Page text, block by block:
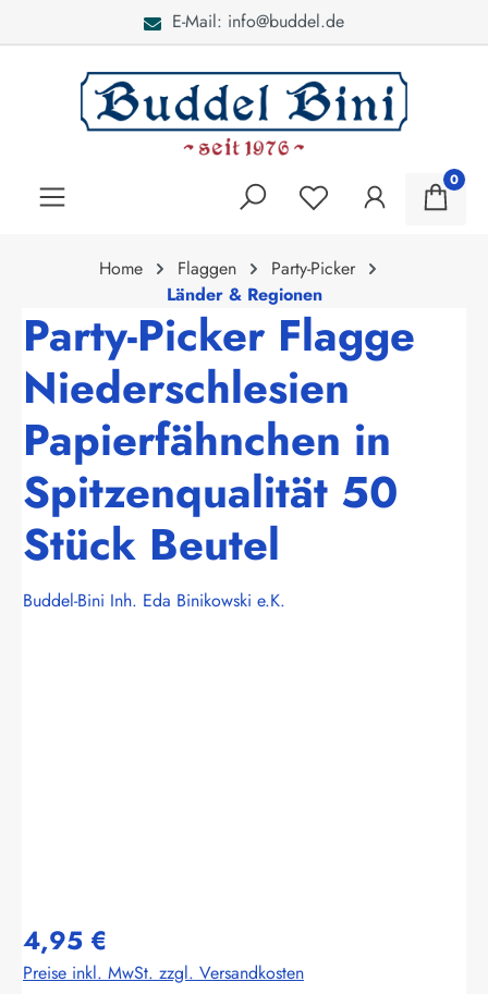
E-Mail: info@buddel.de
0
Home Flaggen
Party-Picker
Länder & Regionen
Party-Picker Flagge
Niederschlesien
Papierfähnchen in
Spitzenqualität 50
Stück Beutel
Buddel-Bini Inh. Eda Binikowski e.K.
4,95 €
Preise inkl. MwSt. zzgl. Versandkosten